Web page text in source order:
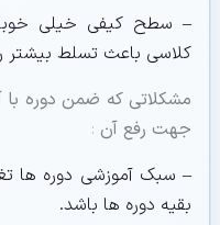
– سطح کیفی خیلی
کلاسی باعث تسلط
مشکلاتی که ضمن دوره با
جهت رفع آن :
بقیه دوره ها باشد.